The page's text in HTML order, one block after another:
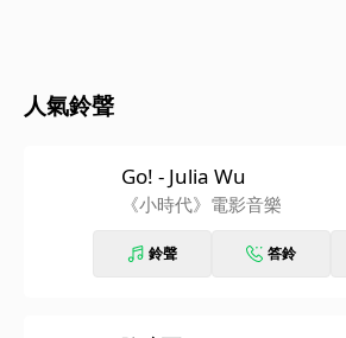
人氣鈴聲
Go! - Julia Wu
《小時代》電影音樂
鈴聲 答鈴